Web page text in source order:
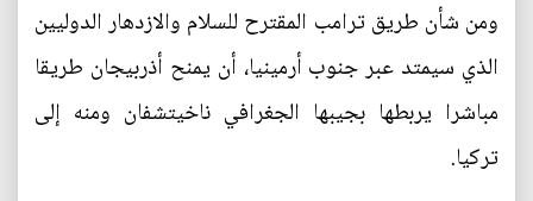
ومن شأن طريق ترامب المقترح للسلام والازدهار الدوليين
الذي سيمتد عبر جنوب أرمينيا، أن يمنح أذربيجان طريقا
مباشرا يربطها بجيبها الجغرافي ناخيتشفان ومنه إلى
تركيا.